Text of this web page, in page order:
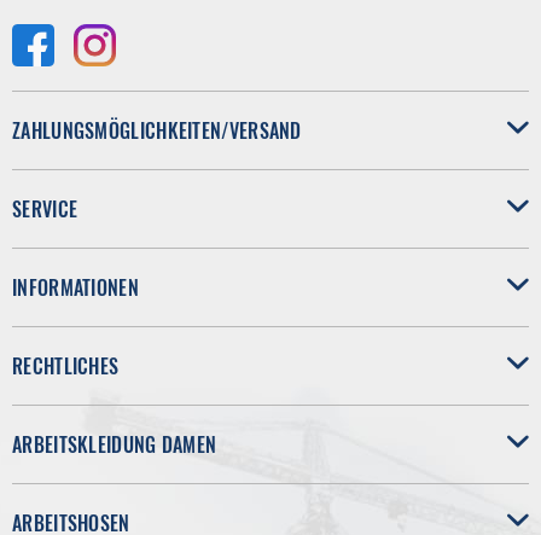
ZAHLUNGSMÖGLICHKEITEN/VERSAND
SERVICE
INFORMATIONEN
RECHTLICHES
ARBEITSKLEIDUNG DAMEN
ARBEITSHOSEN